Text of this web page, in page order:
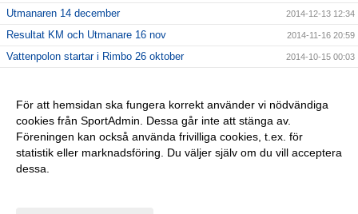
Utmanaren 14 december 2014-12-13 12:34
Resultat KM och Utmanare 16 nov 2014-11-16 20:59
Vattenpolon startar i Rimbo 26 oktober 2014-10-15 00:03
Nybörjarträning i Norrtälje! 2014-09-11 13:09
Vi startar Vattenpolo i höst i form av Poolkampen. 2014-09-11 13:08
Vuxencrawl i Rimbo! 2014-09-11 13:00
För att hemsidan ska fungera korrekt använder vi nödvändiga
cookies från SportAdmin. Dessa går inte att stänga av.
Föreningen kan också använda frivilliga cookies, t.ex. för
statistik eller marknadsföring. Du väljer själv om du vill acceptera
dessa.